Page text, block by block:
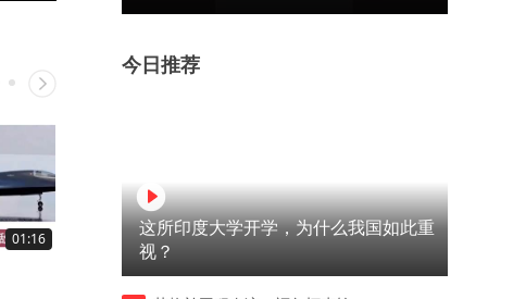
01:16 00:56
武夷山国际战绩+1
果然美国万税之国！美国大
今日推荐
这所印度大学开学，为什么我国如此重
视？